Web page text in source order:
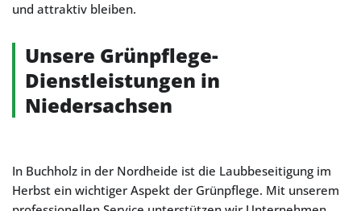
und attraktiv bleiben.
Unsere Grünpflege-
Dienstleistungen in
Niedersachsen
In Buchholz in der Nordheide ist die Laubbeseitigung im
Herbst ein wichtiger Aspekt der Grünpflege. Mit unserem